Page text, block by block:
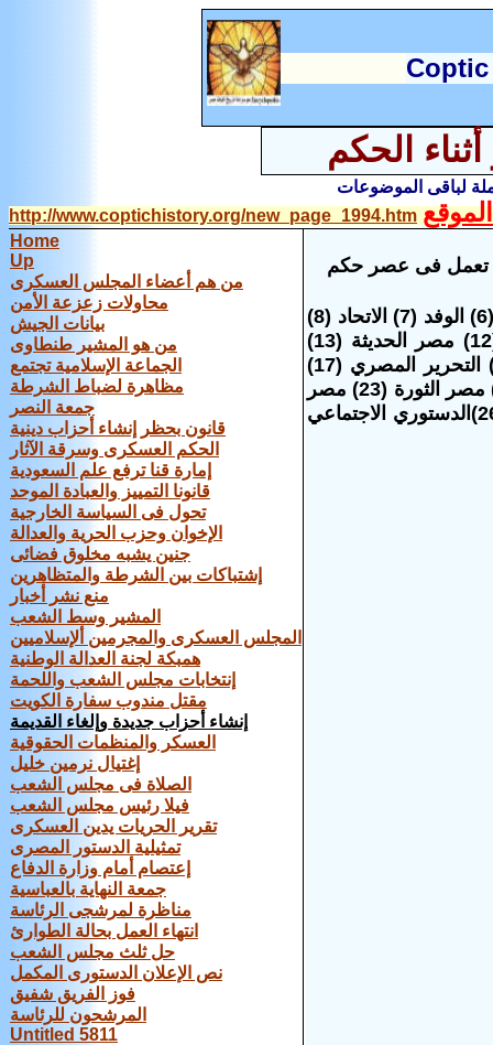
C
الحكم
لباقى الموضوعات
http://www.coptichistory.org/new_page_1994.htm
Home
Up
من هم أعضاء المجلس العسكرى
محاولات زعزعة الأمن
بيانات الجيش
من هو المشير طنطاوى
الجماعة الإسلامية تجتمع
مظاهرة لضباط الشرطة
جمعة النصر
قانون بحظر إنشاء أحزاب دينية
الحكم العسكرى وسرقة الآثار
إمارة قنا ترفع علم السعودية
قانونا التمييز والعبادة الموحد
تحول فى السياسة الخارجية
الإخوان وحزب الحرية والعدالة
جنين يشبه مخلوق فضائى
إشتباكات بين الشرطة والمتظاهرين
منع نشر أخبار
المشير وسط الشعب
المجلس العسكرى والمجرمين ألإسلاميين
همبكة لجنة العدالة الوطنية
إنتخابات مجلس الشعب واللحمة
مقتل مندوب سفارة الكويت
إنشاء أحزاب جديدة وإلغاء القديمة
العسكر والمنظمات الحقوقية
إغتيال نرمين خليل
الصلاة فى مجلس الشعب
فيلا رئيس مجلس الشعب
تقرير الحريات يدين العسكرى
تمثيلية الدستور المصرى
إعتصام أمام وزارة الدفاع
جمعة النهاية بالعباسية
مناظرة لمرشجى الرئاسة
انتهاء العمل بحالة الطوارئ
حل ثلث مجلس الشعب
نص الإعلان الدستورى المكمل
فوز الفريق شفيق
المرشحون للرئاسة
Untitled 5811
تعمل فى عصر حكم
الحرية والعدالة (2) والنور (3) الكتلة المصرية (4) والوسط (5) الأحرار (6) الوفد (7) الاتحاد (8)
المحافظين (9) المستقلين الجدد (10) الحرية (11) السلام الديمقراطي (12) مصر الحديثة (13)
الاتحاد المصري العربي (14) الإصلاح والتنمية (15) المواطن المصري (16) التحرير المصري (17)
العدل (18) الأمة (19) المصري للعدل والمساواة (20)الاتحاد (21) الغد (22) مصر الثورة (23) مصر
القومي (24) العدالة والتنمية المصري (25) العرب الديمقراطي المصري (26)الدستوري الاجتماعي